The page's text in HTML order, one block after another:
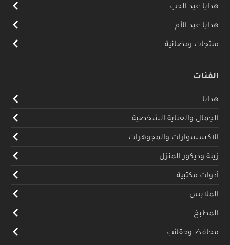
هدايا عيد الحب
هدايا عيد الأم
منتجات رمضانية
الفئات
هدايا
الجمال والعناية الشخصية
الاكسسوارات والمجوهرات
زينة وديكور المنزل
أدوات مكتبية
الملابس
المطبخ
محافظ وحقائب